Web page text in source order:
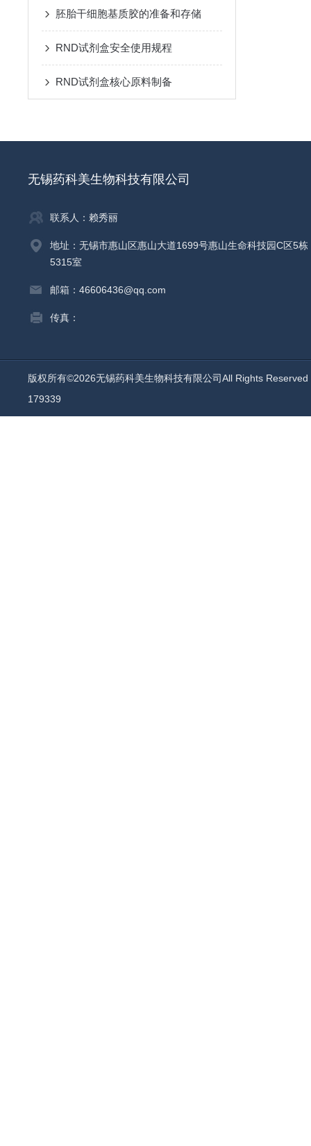
胚胎干细胞基质胶的准备和存储
RND试剂盒安全使用规程
RND试剂盒核心原料制备
无锡药科美生物科技有限公司
联系人：赖秀丽
地址：无锡市惠山区惠山大道1699号惠山生命科技园C区5栋
5315室
邮箱：46606436@qq.com
传真：
版权所有©2026无锡药科美生物科技有限公司All Rights
179339